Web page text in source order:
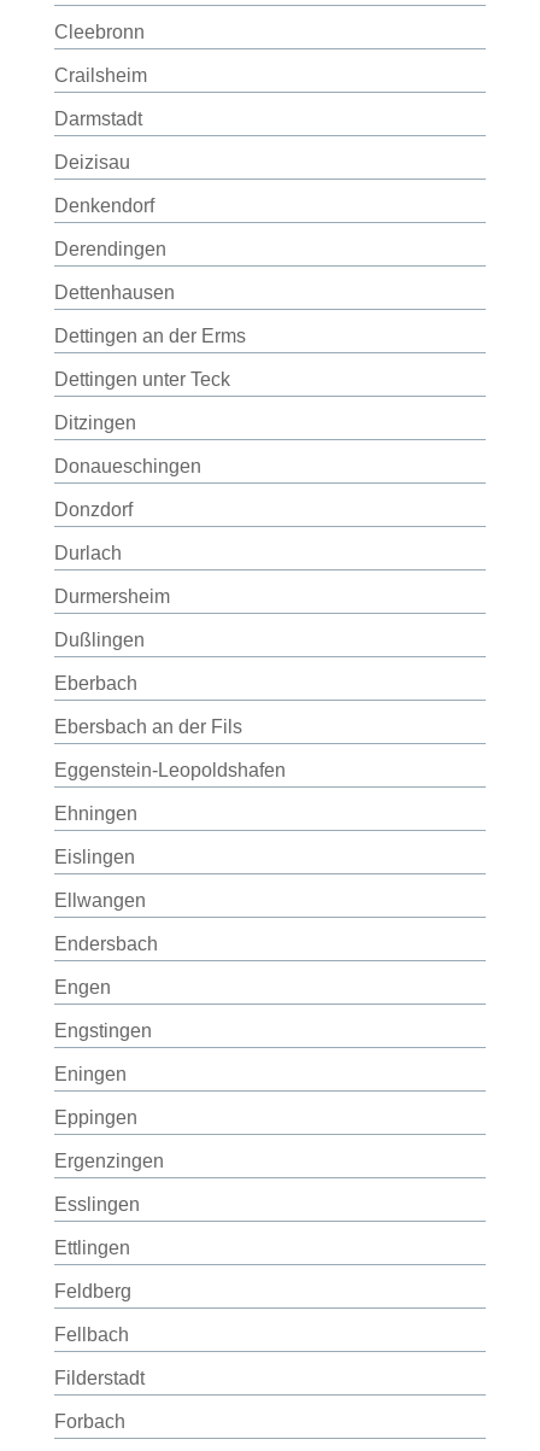
Cleebronn
Crailsheim
Darmstadt
Deizisau
Denkendorf
Derendingen
Dettenhausen
Dettingen an der Erms
Dettingen unter Teck
Ditzingen
Donaueschingen
Donzdorf
Durlach
Durmersheim
Dußlingen
Eberbach
Ebersbach an der Fils
Eggenstein-Leopoldshafen
Ehningen
Eislingen
Ellwangen
Endersbach
Engen
Engstingen
Eningen
Eppingen
Ergenzingen
Esslingen
Ettlingen
Feldberg
Fellbach
Filderstadt
Forbach